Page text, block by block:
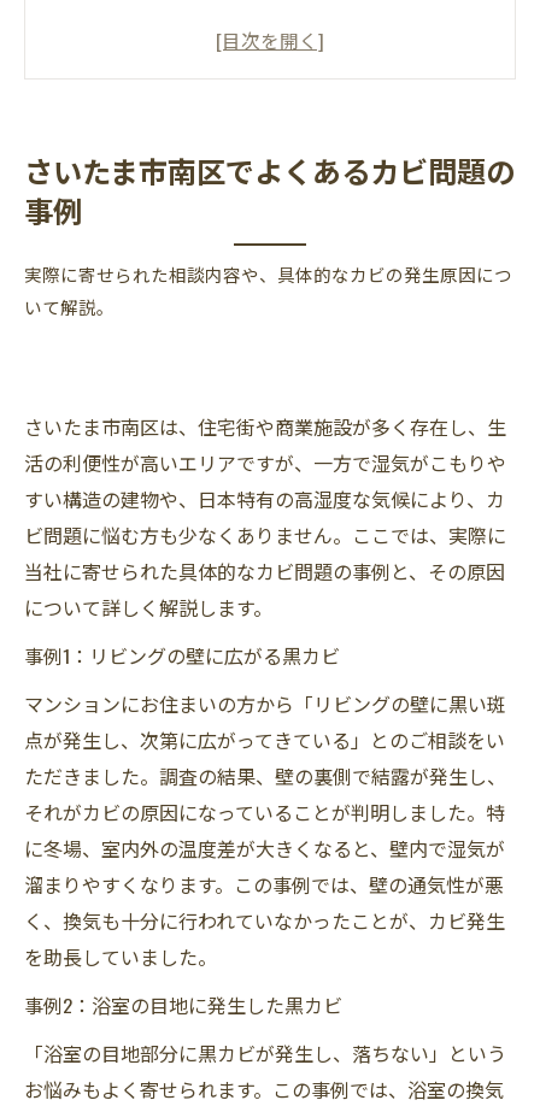
カビを放置するリスクとは？
内部のカビ問題への対応策
カビの胞子は３ミクロン！肉眼では見えない！
人の生活とカビは共存共栄？！
カビバスターズ東海・東京支店 カビ無料相談
さいたま市南区でよくあるカビ問題の
事例
実際に寄せられた相談内容や、具体的なカビの発生原因につ
いて解説。
さいたま市南区は、住宅街や商業施設が多く存在し、生
活の利便性が高いエリアですが、一方で湿気がこもりや
すい構造の建物や、日本特有の高湿度な気候により、カ
ビ問題に悩む方も少なくありません。ここでは、実際に
当社に寄せられた具体的なカビ問題の事例と、その原因
について詳しく解説します。
事例1：リビングの壁に広がる黒カビ
マンションにお住まいの方から「リビングの壁に黒い斑
点が発生し、次第に広がってきている」とのご相談をい
ただきました。調査の結果、壁の裏側で結露が発生し、
それがカビの原因になっていることが判明しました。特
に冬場、室内外の温度差が大きくなると、壁内で湿気が
溜まりやすくなります。この事例では、壁の通気性が悪
く、換気も十分に行われていなかったことが、カビ発生
を助長していました。
事例2：浴室の目地に発生した黒カビ
「浴室の目地部分に黒カビが発生し、落ちない」という
お悩みもよく寄せられます。この事例では、浴室の換気